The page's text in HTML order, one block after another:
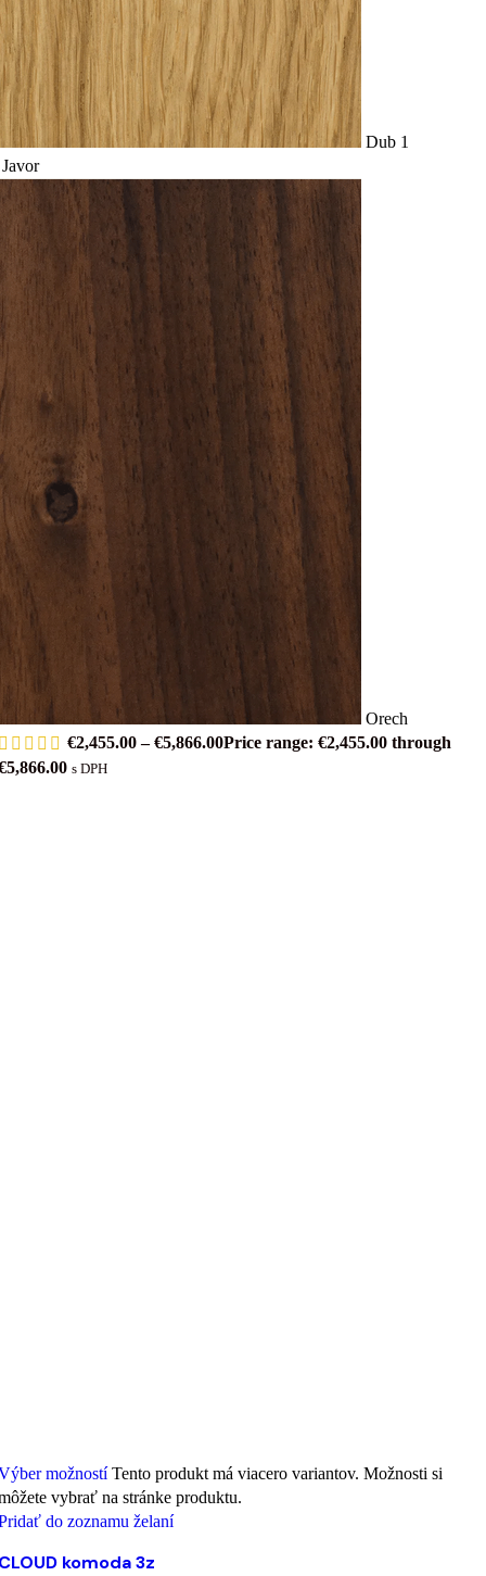
Dub 1
Javor
Orech
€2,455.00 – €5,866.00Price range: €2,455.00 through
s DPH
možností Tento produkt má viacero variantov. Možnosti si
vybrať na stránke produktu.
do zoznamu želaní
komoda 3z